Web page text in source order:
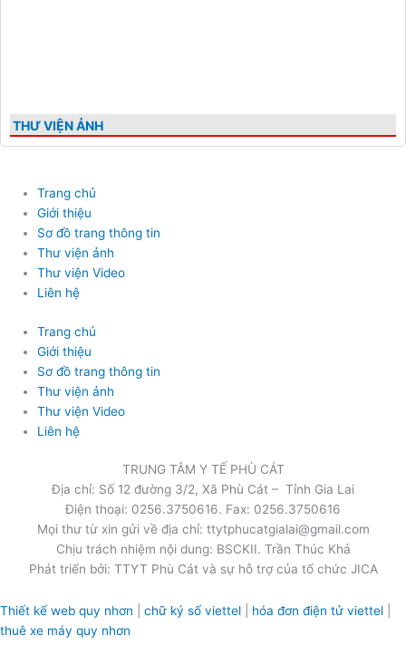
THƯ VIỆN ẢNH
Trang chủ
Giới thiệu
Sơ đồ trang thông tin
Thư viện ảnh
Thư viện Video
Liên hệ
Trang chủ
Giới thiệu
Sơ đồ trang thông tin
Thư viện ảnh
Thư viện Video
Liên hệ
TRUNG TÂM Y TẾ PHÙ CÁT
Địa chỉ: Số 12 đường 3/2, Xã Phù Cát – Tỉnh Gia Lai
Điện thoại: 0256.3750616. Fax: 0256.3750616
Mọi thư từ xin gửi về địa chỉ: ttytphucatgialai@gmail.com
Chịu trách nhiệm nội dung: BSCKII. Trần Thúc Khả
Phát triển bởi: TTYT Phù Cát và sự hỗ trợ của tổ chức JICA
Thiết kế web quy nhơn chữ ký số viettel hóa đơn điện tử viettel
thuê xe máy quy nhơn